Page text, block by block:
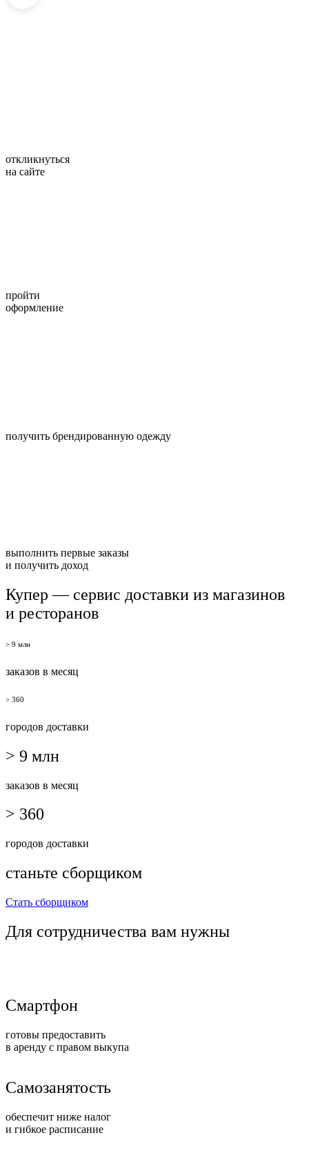
откликнуться
на сайте
пройти
оформление
получить брендированную одежду
выполнить первые заказы
и получить доход
Купер — сервис доставки из магазинов
и ресторанов
> 9 млн
заказов в месяц
> 360
городов доставки
> 9 млн
заказов в месяц
> 360
городов доставки
станьте сборщиком
Стать сборщиком
Для сотрудничества вам нужны
Смартфон
готовы предоставить
в аренду с правом выкупа
Cамозанятость
обеспечит ниже налог
и гибкое расписание